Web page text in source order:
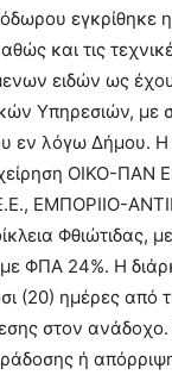
εγκρίθηκε
και τις
ειδών ως
Υπηρεσιών, με
εν λόγω Δήμου. Η
ΟΙΚΟ-ΠΑΝ
ΕΜΠΟΡΙΙΟ-
Φθιώτιδας,
ΦΠΑ 24%. Η
(20) ημέρες από
στον ανάδοχο.
ή